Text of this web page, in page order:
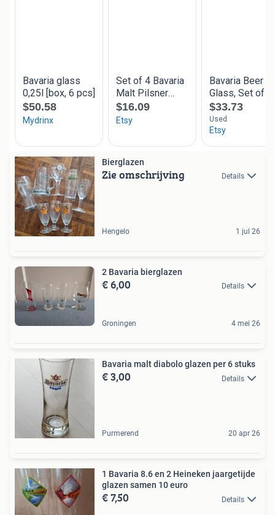
Bierglazen
Zie omschrijving Details
Hengelo 1 jul 26
2 Bavaria bierglazen
€ 6,00 Details
Groningen 4 mei 26
Bavaria malt diabolo glazen per 6 stuks
€ 3,00 Details
Purmerend 20 apr 26
1 Bavaria 8.6 en 2 Heineken jaargetijde
glazen samen 10 euro
€ 7,50 Details